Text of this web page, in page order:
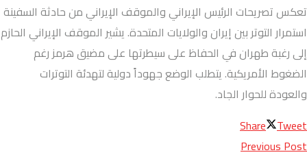
تعكس تصريحات الرئيس الإيراني والموقف الإيراني من حادثة السفينة
استمرار التوتر بين إيران والولايات المتحدة. يشير الموقف الإيراني الحازم
إلى رغبة طهران في الحفاظ على سيطرتها على مضيق هرمز رغم
الضغوط الأمريكية. يتطلب الوضع جهوداً دولية لتهدئة التوترات
والعودة للحوار الجاد.
Share Tweet
Previous Post